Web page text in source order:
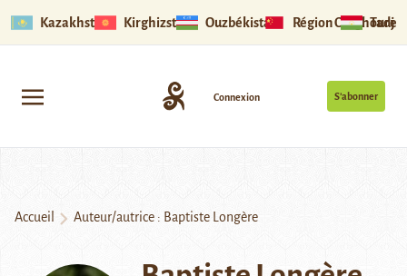
Kazakhstan Kirghizstan Ouzbékistan Région Ouïghoure
S’abonner
Connexion
Accueil Auteur/autrice : Baptiste Longère